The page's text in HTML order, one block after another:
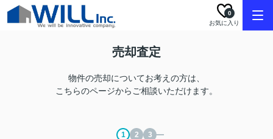
お気に入り
0
売却査定
物件の売却についてお考えの方は、
こちらのページからご相談いただけます。